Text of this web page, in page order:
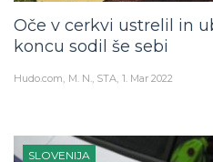
Oče v cerkvi ustrelil in
koncu sodil še sebi
Hudo.com M. N., STA 1. Mar 2022
SLOVENIJA